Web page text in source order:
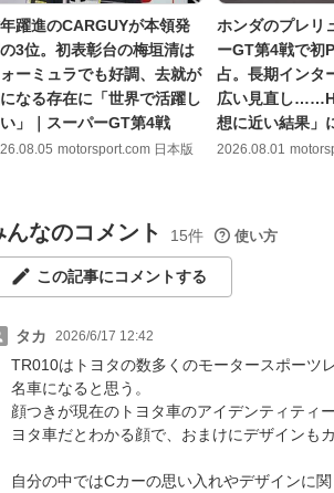
躍進のCARGUYが本領発
3位。初表彰台の梅垣清は
ーミュラでも好調、去就が
なる存在に「世界で活躍し
」｜スーパーGT第4戦
motorsport.com 日本版
ホンダのプレリ
ーGT第4戦で初
占。長期インタ
広い見直し
想に近い結果」
2026.08.01
んなのコメント 15件 使い方
この記事にコメントする
タカ 2026/6/17 12:42
TR010はトヨタの数多くのモータースポーツ
名車になると思う。
顔つきが現在のトヨタ車のアイデンティティ
ヨタ車だとわかる顔で、おまけにデザインも
自分の中ではCカーの思い入れやデザインに